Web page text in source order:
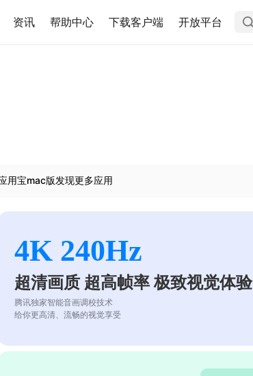
资讯 帮助中心 下载客户端 开放平台
用宝mac版发现更多应用
4K 240Hz
超清画质 超高帧率 极致视觉体验
腾讯独家智能音画调校技术
给你更高清、流畅的视觉享受